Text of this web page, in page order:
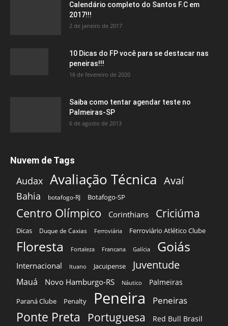
Calendário completo do Santos F.C em
2017!!!
2 de janeiro de 2017
10 Dicas do FP você para se destacar nas
peneiras!!!
16 de fevereiro de 2020
Saiba como tentar agendar teste no
Palmeiras-SP
6 de agosto de 2013
Nuvem de Tags
Audax Avaliação Técnica Avaí
Bahia botafogo-RJ Botafogo-SP
Centro Olímpico Corinthians Criciúma
Dicas Duque de Caxias Ferroviária Ferroviário Atlético Clube
Floresta Fortaleza Francana Galícia Goiás
Internacional Ituano Jacuipense Juventude
Mauá Novo Hamburgo-RS Náutico Palmeiras
Paraná Clube Penalty Peneira Peneiras
Ponte Preta Portuguesa
Red Bull Brasil